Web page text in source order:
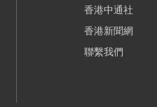
香港中通社
香港新聞網
聯繫我們